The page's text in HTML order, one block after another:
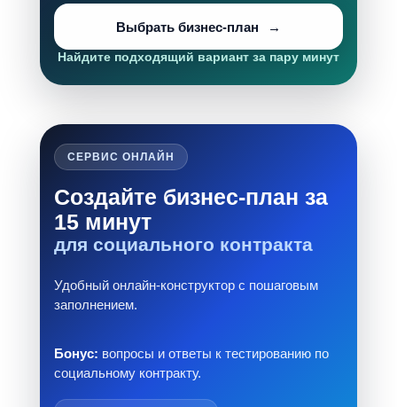
Выбрать бизнес-план
Найдите подходящий вариант за пару минут
СЕРВИС ОНЛАЙН
Создайте бизнес-план за
15 минут
для социального контракта
Удобный онлайн-конструктор с пошаговым
заполнением.
Бонус: вопросы и ответы к тестированию по
социальному контракту.